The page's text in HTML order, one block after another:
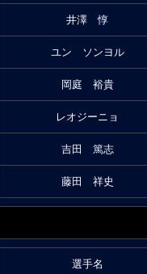
井澤 惇
ユン ソンヨル
岡庭 裕貴
レオジーニョ
吉田 篤志
藤田 祥史
選手名